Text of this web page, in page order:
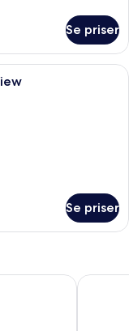
Se priser
premium-sengetøj,
Se priser